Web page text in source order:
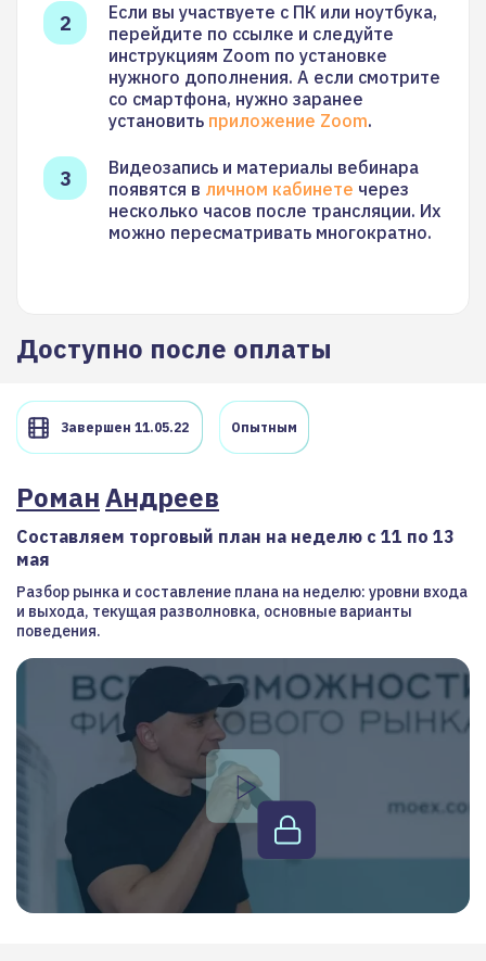
Если вы участвуете с ПК или ноутбука,
перейдите по ссылке и следуйте
инструкциям Zoom по установке
нужного дополнения. А если смотрите
со смартфона, нужно заранее
установить приложение Zoom.
Видеозапись и материалы вебинара
появятся в личном кабинете через
несколько часов после трансляции. Их
можно пересматривать многократно.
Доступно после оплаты
Завершен 11.05.22 Опытным
РоманАндреев
Составляем торговый план на неделю с 11 по 13
мая
Разбор рынка и составление плана на неделю: уровни входа
и выхода, текущая разволновка, основные варианты
поведения.